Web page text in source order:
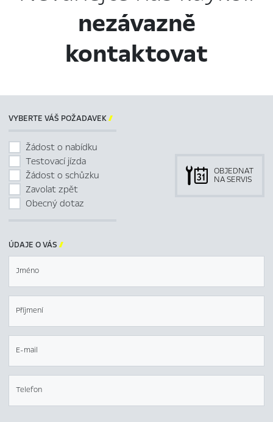
nezávazně
kontaktovat
VYBERTE VÁŠ POŽADAVEK
Žádost o nabídku
Testovací jízda
Žádost o schůzku
Zavolat zpět
Obecný dotaz
OBJEDNAT
NA SERVIS
ÚDAJE O VÁS 
Jméno
Příjmení
E-mail
Telefon